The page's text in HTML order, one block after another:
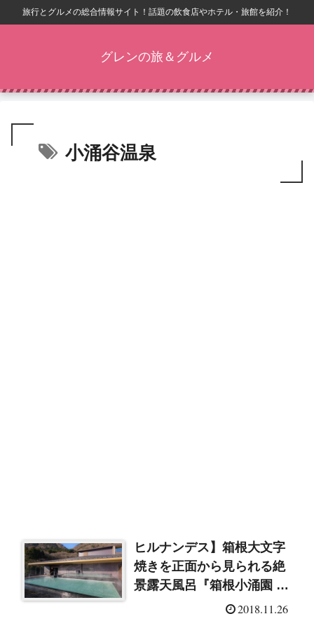
旅行とグルメの総合情報サイト！話題の飲食店やホテル・旅館を紹介！
グレンの旅＆グルメ
小涌谷温泉
ヒルナンデス】箱根大文字
焼きを正面から見られる絶
景露天風呂『箱根小涌園 天
2018.11.26